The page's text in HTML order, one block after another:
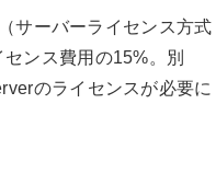
サーバーライセンス方式
ンス費用の15%。別
のライセンスが必要に